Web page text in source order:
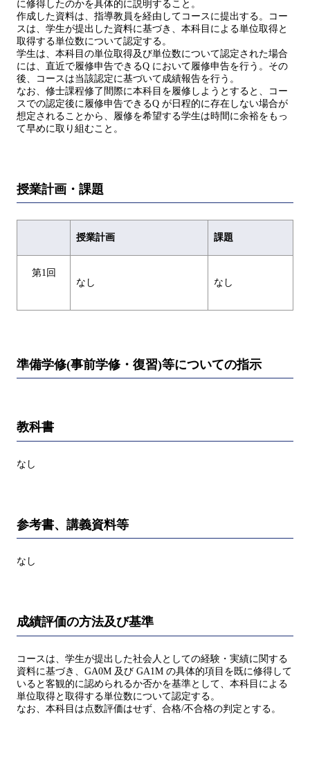
に修得したのかを具体的に説明すること。
作成した資料は、指導教員を経由してコースに提出する。コー
スは、学生が提出した資料に基づき、本科目による単位取得と
取得する単位数について認定する。
学生は、本科目の単位取得及び単位数について認定された場合
には、直近で履修申告できるQ において履修申告を行う。その
後、コースは当該認定に基づいて成績報告を行う。
なお、修士課程修了間際に本科目を履修しようとすると、コー
スでの認定後に履修申告できるQ が日程的に存在しない場合が
想定されることから、履修を希望する学生は時間に余裕をもっ
て早めに取り組むこと。
授業計画・課題
授業計画 課題
第1回
なし
なし
準備学修(事前学修・復習)等についての指示
教科書
なし
参考書、講義資料等
なし
成績評価の方法及び基準
コースは、学生が提出した社会人としての経験・実績に関する
資料に基づき、GA0M 及び GA1M の具体的項目を既に修得して
いると客観的に認められるか否かを基準として、本科目による
単位取得と取得する単位数について認定する。
なお、本科目は点数評価はせず、合格/不合格の判定とする。